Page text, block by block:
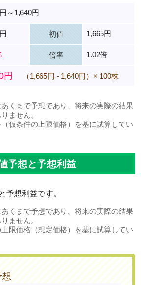
～1,640円
初値 1,665円
倍率 1.02倍
円 （1,665円 - 1,640円）× 100株
くまで予想であり、将来の実際の結果
ません。
仮条件の上限価格）を基に試算してい
予想と予想利益
予想利益です。
くまで予想であり、将来の実際の結果
ません。
限価格（想定価格）を基に試算してい